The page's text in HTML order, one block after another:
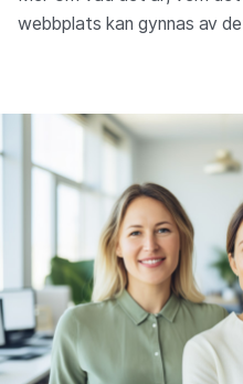
webbplats kan gynnas av